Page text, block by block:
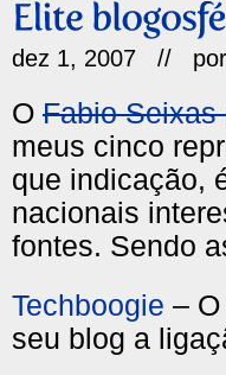
dez 1, 2007 // por
O Fabio Seixas
meus cinco
que indicação,
nacionais
fontes. Sendo
Techboogie –
seu blog a